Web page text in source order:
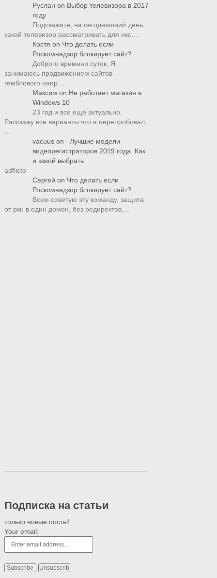
Руслан on Выбор телевизора в 2017
году
Подскажите, на сегодняшний день,
какой телевизор рассматривать для икс…
Костя on Что делать если
Роскомнадзор блокирует сайт?
Доброго времени суток, Я
занимаюсь продвижением сайтов
гемблового напр…
Максим on Не работает магазин в
Windows 10
23 год и все еще актуально.
Расскажу все варианты что я перепробовал,
vacuus on
Лучшие модели
видеорегистраторов 2019 года. Как
и какой выбрать
adflicto
Сергей on Что делать если
Роскомнадзор блокирует сайт?
Всем советую эту команду, защита
от ркн в один домен, без редиректов,…
Подписка на статьи
только новые посты!
Your email: